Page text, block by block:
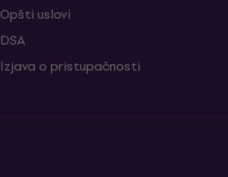
Opšti uslovi
DSA
Izjava o pristupačnosti